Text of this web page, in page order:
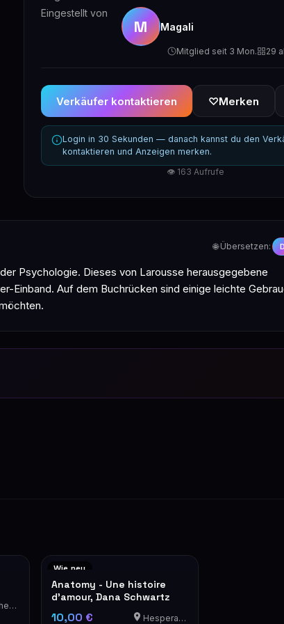
Eingestellt von
M Magali
Mitglied seit 3 Mon. 29
Verkäufer kontaktieren ♡Merken
Login in 30 Sekunden — danach kannst du den
kontaktieren und Anzeigen merken.
👁 163 Aufrufe
🌐 Übersetzen:
Psychologie. Dieses von Larousse herausgegebene
Einband. Auf dem Buchrücken sind einige leichte
Wie neu
Anatomy - Une histoire
d'amour, Dana Schwartz
10,00 € Hesperange